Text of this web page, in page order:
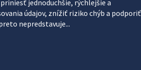
jednoduchšie, rýchlejšie a
údajov, znížiť riziko chýb a podporiť
nepredstavuje...